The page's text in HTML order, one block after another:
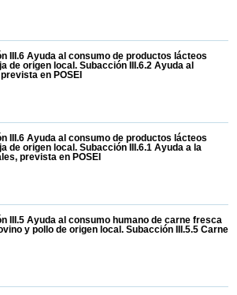
III.6 Ayuda al consumo de productos lácteos
de origen local. Subacción III.6.2 Ayuda al
en POSEI
III.6 Ayuda al consumo de productos lácteos
de origen local. Subacción III.6.1 Ayuda a la
prevista en POSEI
III.5 Ayuda al consumo humano de carne fresca
y pollo de origen local. Subacción III.5.5 Carne